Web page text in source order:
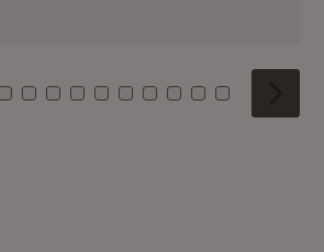
1 2 3
Kachel: 4
Zu Kachel: 5
Zu Kachel: 6
Zu Kachel: 7
Zu Kachel: 8
Zu Kachel: 9
Zu Kachel: 10
Zu Kachel: 11
Zu Kachel: 12
Zu Kachel:
Zu